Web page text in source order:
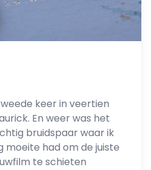
keer in veertien
En weer was het
bruidspaar waar ik
moeite had om de juiste
te schieten